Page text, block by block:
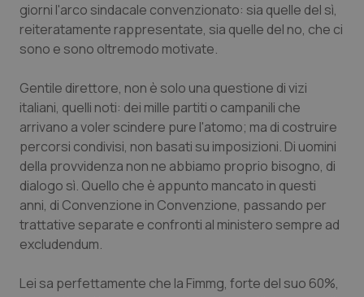
Sicilia
Umbria
Valle D’Aosta
Veneto
Neuroscienze & patologie neurodegenerative
Oftalmologia
Oncodermatologia
Oncoematologia
Oncologia & Nutrizione
Psoriasi & pelle
giorni l'arco sindacale convenzionato: sia quelle del sì,
reiteratamente rappresentate, sia quelle del no, che ci
sono e sono oltremodo motivate.
Gentile direttore, non è solo una questione di vizi
italiani, quelli noti: dei mille partiti o campanili che
arrivano a voler scindere pure l'atomo; ma di costruire
percorsi condivisi, non basati su imposizioni. Di uomini
della provvidenza non ne abbiamo proprio bisogno, di
dialogo sì. Quello che è appunto mancato in questi
anni, di Convenzione in Convenzione, passando per
trattative separate e confronti al ministero sempre ad
excludendum.
Lei sa perfettamente che la Fimmg, forte del suo 60%,